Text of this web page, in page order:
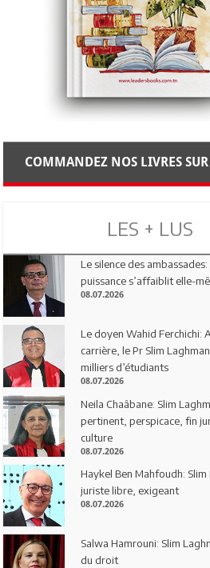
COMMANDEZ NOS LIVRES
LES + LUS
Le silence des
puissance s’affaiblit elle-
08.07.2026
Le doyen Wahid Ferchichi:
carrière, le Pr Slim
milliers d’étudiants
08.07.2026
Neila Chaâbane: Slim
pertinent, perspicace, fin
culture
08.07.2026
Haykel Ben Mahfoudh: Slim
juriste libre, exigeant
08.07.2026
Salwa Hamrouni: Slim
du droit